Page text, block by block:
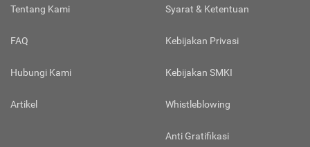
Tentang Kami
FAQ
Hubungi Kami
Artikel
Syarat & Ketentuan
Kebijakan Privasi
Kebijakan SMKI
Whistleblowing
Anti Gratifikasi